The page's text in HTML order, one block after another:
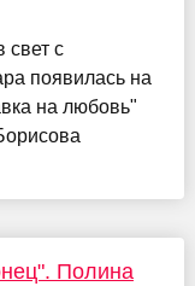
с
появилась на
на любовь"
Полина